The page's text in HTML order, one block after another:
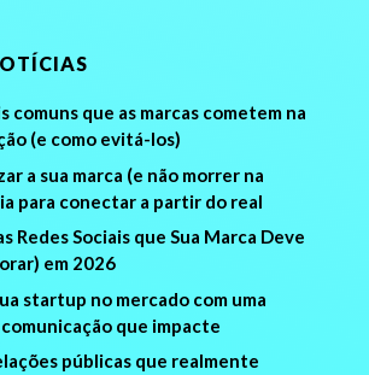
comuns que as marcas cometem na
(e como evitá-los)
a sua marca (e não morrer na
para conectar a partir do real
Redes Sociais que Sua Marca Deve
em 2026
startup no mercado com uma
que impacte
públicas que realmente